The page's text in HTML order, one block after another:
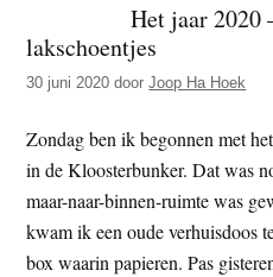
e
z
e
s
i
t
e
e
n
e
z
e
s
i
Het jaar 2020
lakschoentjes
30 juni 2020 doorJoop Ha Hoek
Zondag ben ik begonnen met
in de Kloosterbunker. Dat was
maar-naar-binnen-ruimte was
kwam ik een oude verhuisdoos
box waarin papieren. Pas